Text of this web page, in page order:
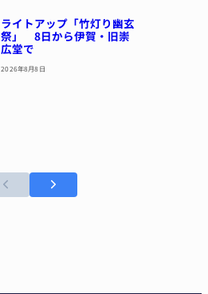
ライトアップ「竹灯り幽玄
祭」 8日から伊賀・旧崇
広堂で
2026年8月8日